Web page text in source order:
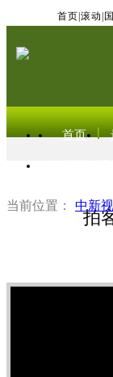
首页 滚动
首页
当前位置： 中新
拍